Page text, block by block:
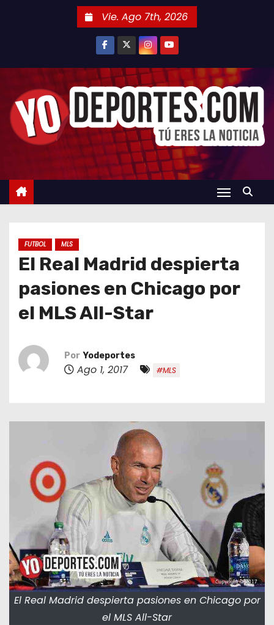
n
Vie. Ago 7th, 2026
FUTBOL MLS
El Real Madrid despierta
pasiones en Chicago por
el MLS All-Star
Por Yodeportes
Ago 1, 2017 #MLS
El Real Madrid despierta pasiones en Chicago por
el MLS All-Star